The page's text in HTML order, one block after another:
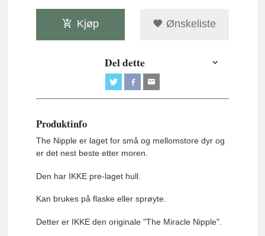
Kjøp Ønskeliste
Del dette
Produktinfo
The Nipple er laget for små og mellomstore dyr og
er det nest beste etter moren.
Den har IKKE pre-laget hull.
Kan brukes på flaske eller sprøyte.
Detter er IKKE den originale "The Miracle Nipple".